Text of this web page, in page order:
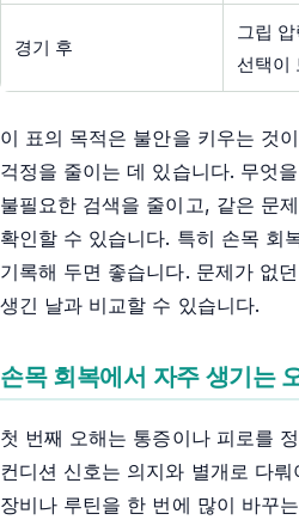
경기 후
그립
선택이
이 표의 목적은 불안을 키우는 것
걱정을 줄이는 데 있습니다. 무엇
불필요한 검색을 줄이고, 같은 문
확인할 수 있습니다. 특히 손목 회
기록해 두면 좋습니다. 문제가 없
생긴 날과 비교할 수 있습니다.
손목 회복에서 자주 생기는
첫 번째 오해는 통증이나 피로를
컨디션 신호는 의지와 별개로 다
장비나 루틴을 한 번에 많이 바꾸